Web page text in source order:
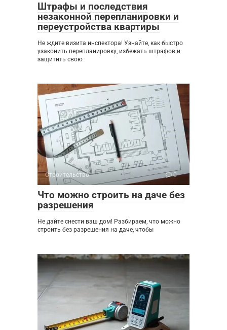
Штрафы и последствия
незаконной перепланировки и
переустройства квартиры
Не ждите визита инспектора! Узнайте, как быстро
узаконить перепланировку, избежать штрафов и
защитить свою
Строительство 0
Что можно строить на даче без
разрешения
Не дайте снести ваш дом! Разбираем, что можно
строить без разрешения на даче, чтобы